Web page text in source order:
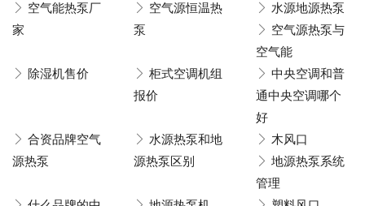
空气能热泵厂
家
空气源恒温热
泵
水源地源热泵
空气源热泵与
空气能
除湿机售价
柜式空调机组
报价
中央空调和普
通中央空调哪个
好
合资品牌空气
源热泵
水源热泵和地
源热泵区别
木风口
地源热泵系统
管理